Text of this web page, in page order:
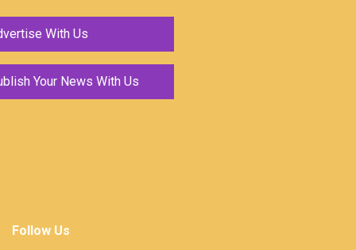
With Us
Your News With Us
Follow Us